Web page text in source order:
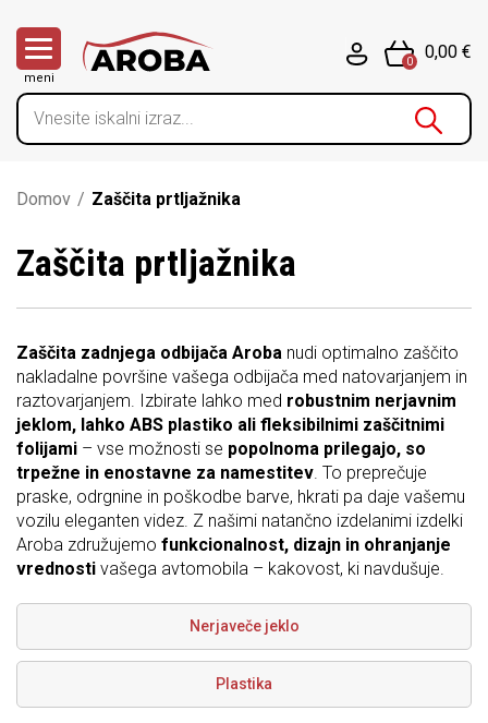
meni
0
0,00 €
Domov / Zaščita prtljažnika
Zaščita prtljažnika
Zaščita zadnjega odbijača Aroba nudi optimalno zaščito
nakladalne površine vašega odbijača med natovarjanjem in
raztovarjanjem. Izbirate lahko med robustnim nerjavnim
jeklom, lahko ABS plastiko ali fleksibilnimi zaščitnimi
folijami – vse možnosti se popolnoma prilegajo, so
trpežne in enostavne za namestitev. To preprečuje
praske, odrgnine in poškodbe barve, hkrati pa daje vašemu
vozilu eleganten videz. Z našimi natančno izdelanimi izdelki
Aroba združujemo funkcionalnost, dizajn in ohranjanje
vrednosti vašega avtomobila – kakovost, ki navdušuje.
Nerjaveče jeklo
Plastika